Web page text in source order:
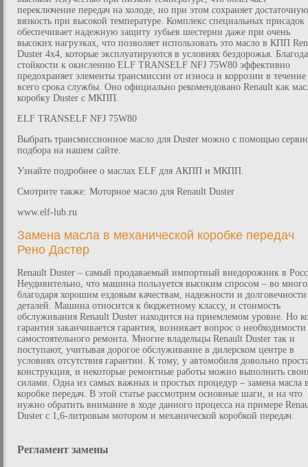
переключение передач на холоде, но при этом сохраняет достаточную
вязкость при высокой температуре. Комплекс специальных присадок
обеспечивает надежную защиту зубьев шестерни даже при очень
высоких нагрузках, что позволяет использовать это масло в КПП
Duster 4x4, которые эксплуатируются в условиях бездорожья.
стойкости к окислению ELF TRANSELF NFJ 75W80 эффективно
предохраняет элементы трансмиссии от износа и коррозии в течение
всего срока службы. Оно официально рекомендовано Renault как
коробку Duster с МКПП.
ELF TRANSELF NFJ 75W80
Выбрать трансмиссионное масло для Duster можно с помощью
подбора на нашем сайте.
Узнайте подробнее о маслах ELF для АКПП и МКПП.
Смотрите также: Моторное масло для Renault Duster
www.elf-lub.ru
Замена масла в механической коробке передач
Рено Дастер
Renault Duster – самый продаваемый импортный внедорожник в
Неудивительно, что машина пользуется высоким спросом – во
благодаря хорошим ездовым качествам, надежности и долговечности
деталей. Машина относится к бюджетному классу, и стоимость
обслуживания Renault Duster находится на приемлемом уровне. Но
гарантия заканчивается гарантия, возникает вопрос о необходимости
самостоятельного ремонта. Многие владельцы Renault Duster так и
поступают, учитывая дорогое обслуживание в дилерском центре в
условиях отсутствия гарантии. К тому, у автомобиля довольно
конструкция, и некоторые ремонтные работы можно выполнить
силами. Одна из самых важных и простых процедур – замена масла
коробке передач. В этой статье рассмотрим основные шаги, и на что
нужно обратить внимание в ходе данного процесса на примере
Duster с 1,6-литровым мотором и механической коробкой передач.
Регламент замены